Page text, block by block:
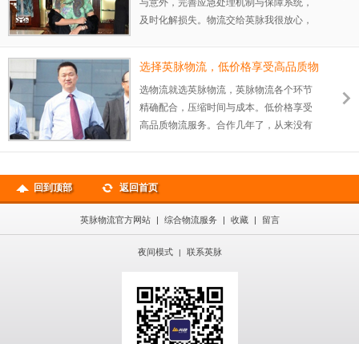
与意外，完善应急处理机制与保障系统，
及时化解损失。物流交给英脉我很放心，
选择英脉物流，低价格享受高品质物
流服务
选物流就选英脉物流，英脉物流各个环节
精确配合，压缩时间与成本。低价格享受
高品质物流服务。合作几年了，从来没有
回到顶部 返回首页
英脉物流官方网站 | 综合物流服务 | 收藏 | 留言
夜间模式 | 联系英脉